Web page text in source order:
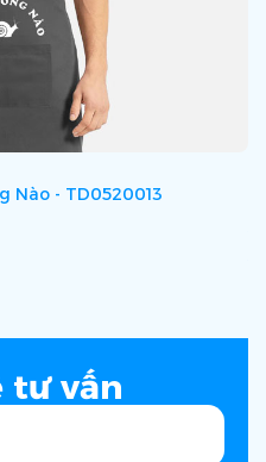
Nào - TD0520013
tư vấn